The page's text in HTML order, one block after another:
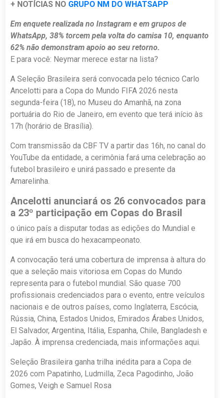
+ NOTÍCIAS NO GRUPO NM DO WHATSAPP
Em enquete realizada no Instagram e em grupos de
WhatsApp, 38% torcem pela volta do camisa 10, enquanto
62% não demonstram apoio ao seu retorno.
E para você: Neymar merece estar na lista?
A Seleção Brasileira será convocada pelo técnico Carlo
Ancelotti para a Copa do Mundo FIFA 2026 nesta
segunda-feira (18), no Museu do Amanhã, na zona
portuária do Rio de Janeiro, em evento que terá início às
17h (horário de Brasília).
Com transmissão da CBF TV a partir das 16h, no canal do
YouTube da entidade, a cerimônia fará uma celebração ao
futebol brasileiro e unirá passado e presente da
Amarelinha.
Ancelotti anunciará os 26 convocados para
a 23º participação em Copas do Brasil
o único país a disputar todas as edições do Mundial e
que irá em busca do hexacampeonato.
A convocação terá uma cobertura de imprensa à altura do
que a seleção mais vitoriosa em Copas do Mundo
representa para o futebol mundial. São quase 700
profissionais credenciados para o evento, entre veículos
nacionais e de outros países, como Inglaterra, Escócia,
Rússia, China, Estados Unidos, Emirados Árabes Unidos,
El Salvador, Argentina, Itália, Espanha, Chile, Bangladesh e
Japão. À imprensa credenciada, mais informações aqui.
Seleção Brasileira ganha trilha inédita para a Copa de
2026 com Papatinho, Ludmilla, Zeca Pagodinho, João
Gomes, Veigh e Samuel Rosa